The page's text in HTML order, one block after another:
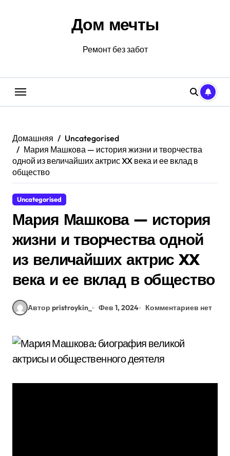
Дом мечты
Ремонт без забот
Домашняя
Uncategorised
Мария Машкова — история жизни и творчества
одной из величайших актрис XX века и ее вклад в
общество
Uncategorised
Мария Машкова — история
жизни и творчества одной
из величайших актрис XX
века и ее вклад в общество
Автор pristroykin_ Фев 1, 2024 Комментариев нет